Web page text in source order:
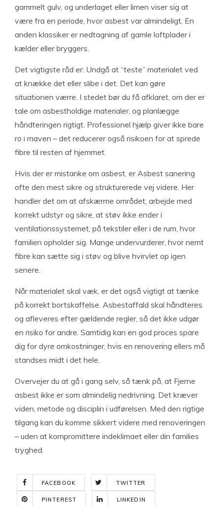
gammelt gulv, og underlaget eller limen viser sig at
være fra en periode, hvor asbest var almindeligt. En
anden klassiker er nedtagning af gamle loftplader i
kælder eller bryggers.
Det vigtigste råd er: Undgå at “teste” materialet ved
at knække det eller slibe i det. Det kan gøre
situationen værre. I stedet bør du få afklaret, om der er
tale om asbestholdige materialer, og planlægge
håndteringen rigtigt. Professionel hjælp giver ikke bare
ro i maven – det reducerer også risikoen for at sprede
fibre til resten af hjemmet.
Hvis der er mistanke om asbest, er Asbest sanering
ofte den mest sikre og strukturerede vej videre. Her
handler det om at afskærme området, arbejde med
korrekt udstyr og sikre, at støv ikke ender i
ventilationssystemet, på tekstiler eller i de rum, hvor
familien opholder sig. Mange undervurderer, hvor nemt
fibre kan sætte sig i støv og blive hvirvlet op igen
senere.
Når materialet skal væk, er det også vigtigt at tænke
på korrekt bortskaffelse. Asbestaffald skal håndteres
og afleveres efter gældende regler, så det ikke udgør
en risiko for andre. Samtidig kan en god proces spare
dig for dyre omkostninger, hvis en renovering ellers må
standses midt i det hele.
Overvejer du at gå i gang selv, så tænk på, at Fjerne
asbest ikke er som almindelig nedrivning. Det kræver
viden, metode og disciplin i udførelsen. Med den rigtige
tilgang kan du komme sikkert videre med renoveringen
– uden at kompromittere indeklimaet eller din families
tryghed.
FACEBOOK TWITTER
PINTEREST LINKEDIN